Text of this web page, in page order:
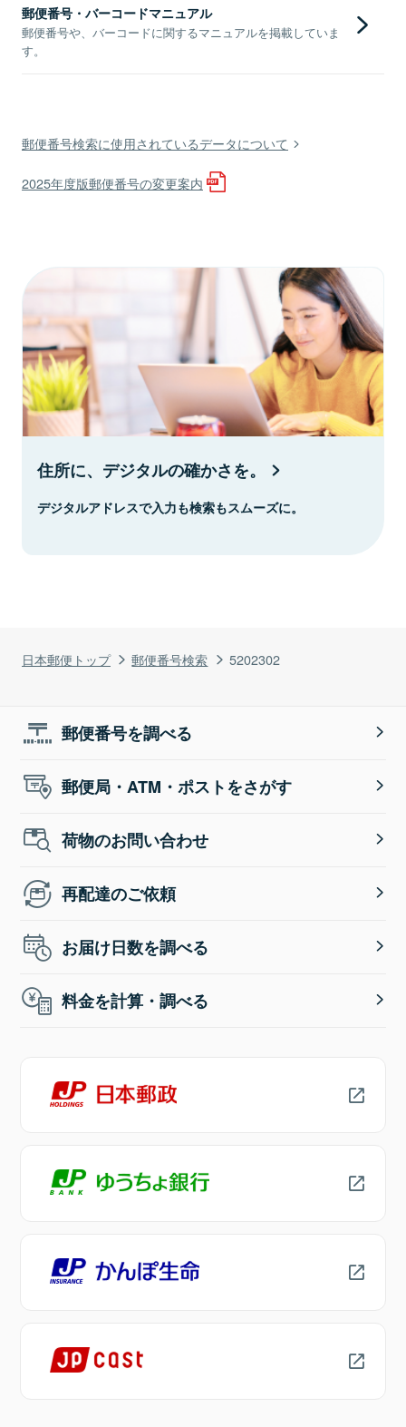
日本郵便トップ 郵便番号検索 5202302
郵便番号・バーコードマニュアル
郵便番号や、バーコードに関するマニュアルを掲載していま
す。
郵便番号検索に使用されているデータについて
2025年度版郵便番号の変更案内
住所に、デジタルの確かさを。
デジタルアドレスで入力も検索もスムーズに。
郵便番号を調べる
郵便局・ATM・ポストをさがす
荷物のお問い合わせ
再配達のご依頼
お届け日数を調べる
料金を計算・調べる